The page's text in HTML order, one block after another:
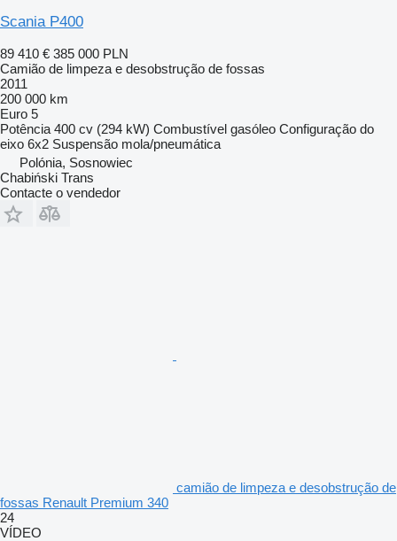
Scania P400
89 410 € 385 000 PLN
Camião de limpeza e desobstrução de fossas
2011
200 000 km
Euro 5
Potência 400 cv (294 kW) Combustível gasóleo Configuração do
eixo 6x2 Suspensão mola/pneumática
Polónia, Sosnowiec
Chabiński Trans
Contacte o vendedor
camião de limpeza e desobstrução de
fossas Renault Premium 340
24
VÍDEO